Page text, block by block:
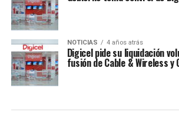
NOTICIAS 4 años atrás
Digicel pide su liquidación
fusión de Cable & Wireless y